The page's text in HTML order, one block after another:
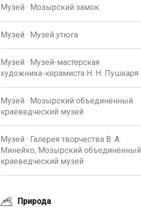
Музей · Мозырский замок
Музей · Музей утюга
Музей · Музей-мастерская
художника-керамиста Н. Н. Пушкаря
Музей · Мозырский объединённый
краеведческий музей
Музей · Галерея творчества В. А.
Минейко, Мозырский объединённый
краеведческий музей
Природа